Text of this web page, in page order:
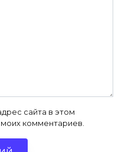
сайта в этом
комментариев.